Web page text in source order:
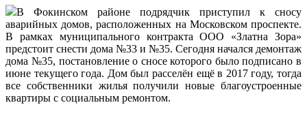
В Фокинском районе подрядчик приступил к сносу
аварийных домов, расположенных на Московском проспекте.
В рамках муниципального контракта ООО «Златна Зора»
предстоит снести дома №33 и №35. Сегодня начался демонтаж
дома №35, постановление о сносе которого было подписано в
июне текущего года. Дом был расселён ещё в 2017 году, тогда
все собственники жилья получили новые благоустроенные
квартиры с социальным ремонтом.